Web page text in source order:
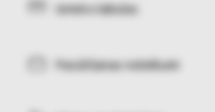
Izmēru tabulas
Pasūtīšanas noteikumi